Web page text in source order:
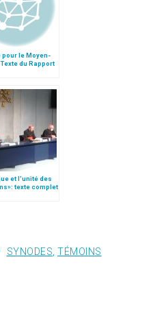
pour le Moyen-
du Rapport
et l’unité des
texte complet
SYNODES TÉMOINS